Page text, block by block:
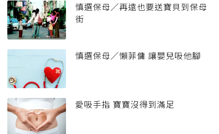
慎選保母／再遠也要送寶貝到保母
街
慎選保母／懶菲傭 讓嬰兒吸他腳
愛吸手指 寶寶沒得到滿足